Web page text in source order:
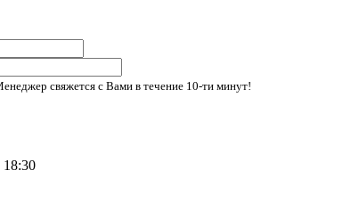
свяжется с Вами в течение 10-ти минут!
18:30